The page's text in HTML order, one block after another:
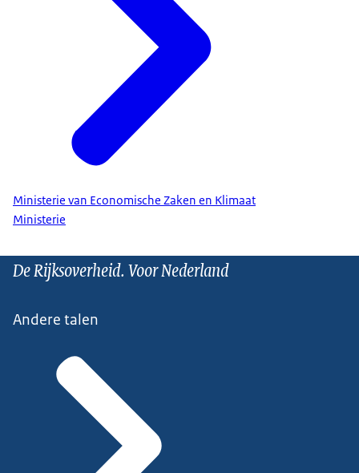
Ministerie van Economische Zaken en Klimaat
Ministerie
De Rijksoverheid. Voor Nederland
Andere talen